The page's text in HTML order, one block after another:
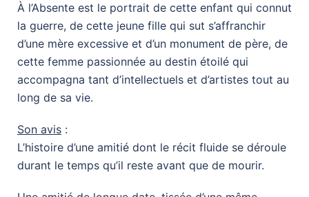
À l’Absente est le portrait de cette enfant qui connut
la guerre, de cette jeune fille qui sut s’affranchir
d’une mère excessive et d’un monument de père, de
cette femme passionnée au destin étoilé qui
accompagna tant d’intellectuels et d’artistes tout au
long de sa vie.
Son avis :
L’histoire d’une amitié dont le récit fluide se déroule
durant le temps qu’il reste avant que de mourir.